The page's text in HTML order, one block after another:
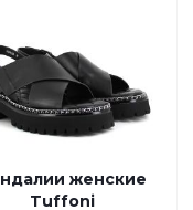
женские
Tuffoni